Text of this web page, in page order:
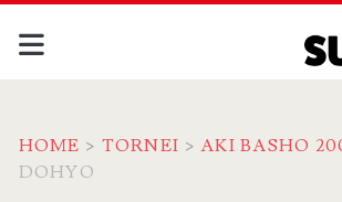
HOME > TORNEI >AKI BASHO
DOHYO